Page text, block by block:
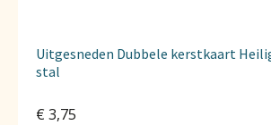
Uitgesneden Dubbele kerstkaart
stal
€ 3,75